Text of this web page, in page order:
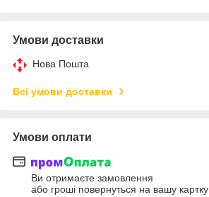
Умови доставки
Нова Пошта
Всі умови доставки
Умови оплати
Ви отримаєте замовлення
або гроші повернуться на вашу картку